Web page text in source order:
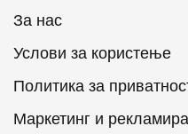
За нас
Услови за користење
Политика за
Маркетинг и